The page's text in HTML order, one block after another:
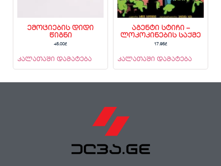
ემოციების დიდი
წიგნი
45.00₾
კალათაში დამატება
აგენტი სტიჩი –
ლოკოკინების საქმე
17.95₾
კალათაში დამატება